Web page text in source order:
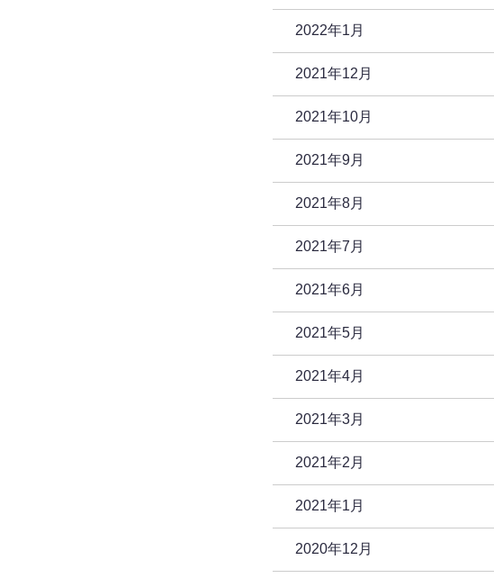
2022年1月
2021年12月
2021年10月
2021年9月
2021年8月
2021年7月
2021年6月
2021年5月
2021年4月
2021年3月
2021年2月
2021年1月
2020年12月